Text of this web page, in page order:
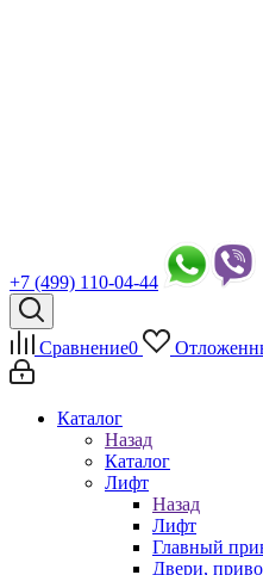
+7 (499) 110-04-44
Сравнение0
Каталог
Назад
Каталог
Лифт
Назад
Лифт
Главный
Двери,